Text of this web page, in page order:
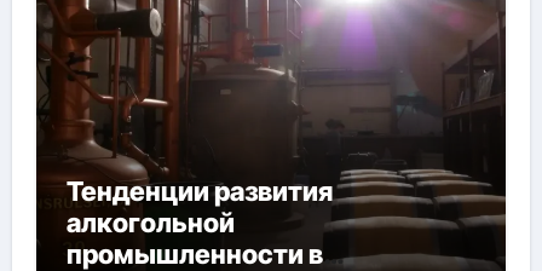
Тенденции развития
алкогольной
промышленности в